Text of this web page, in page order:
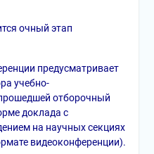
очный этап
предусматривает
учебно-
отборочный
доклада с
на научных секциях
видеоконференции).